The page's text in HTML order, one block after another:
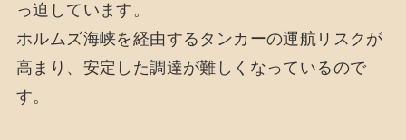
っ迫しています。
ホルムズ海峡を経由するタンカーの運航リスクが
高まり、安定した調達が難しくなっているので
す。